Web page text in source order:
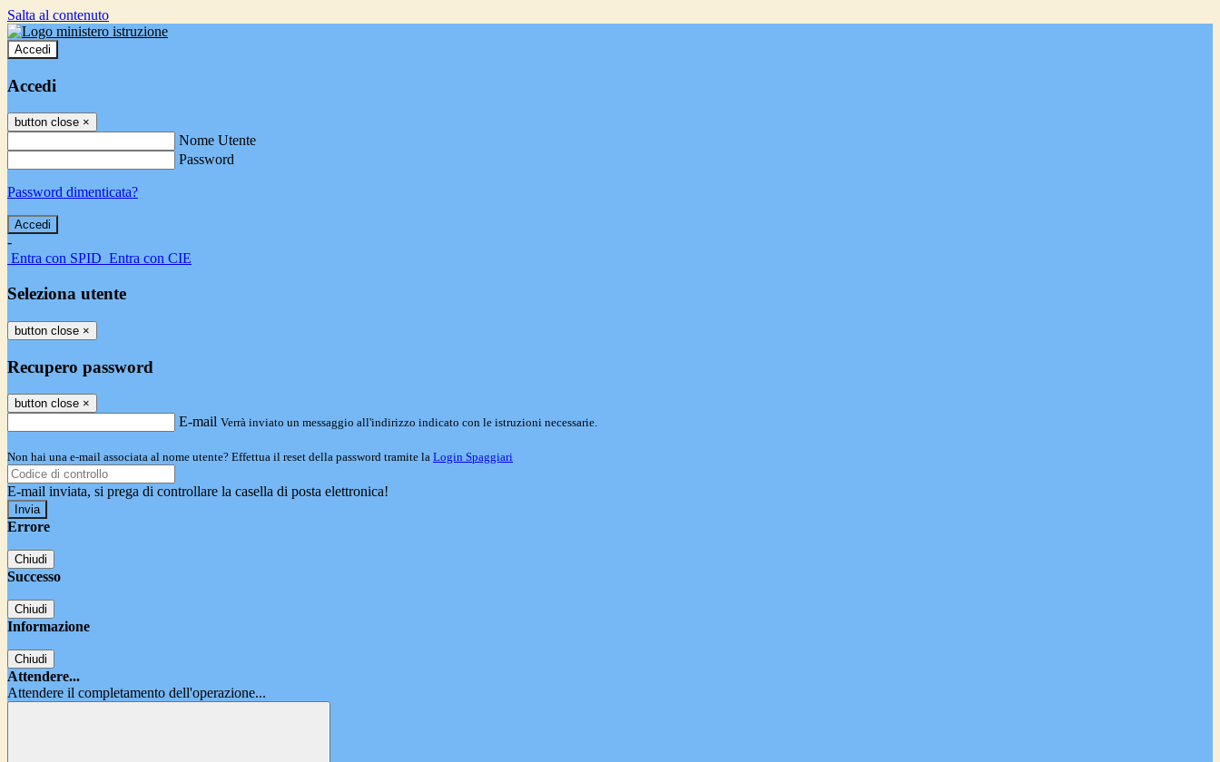
Salta al contenuto
Accedi
Accedi
button close ×
Nome Utente
Password
Password dimenticata?
-
Entra con SPID Entra con CIE
Seleziona utente
button close ×
Recupero password
button close ×
E-mail Verrà inviato un messaggio all'indirizzo indicato con le istruzioni necessarie.
Non hai una e-mail associata al nome utente? Effettua il reset della password tramite la Login Spaggiari
E-mail inviata, si prega di controllare la casella di posta elettronica!
Errore
Chiudi
Successo
Chiudi
Informazione
Chiudi
Attendere...
Attendere il completamento dell'operazione...